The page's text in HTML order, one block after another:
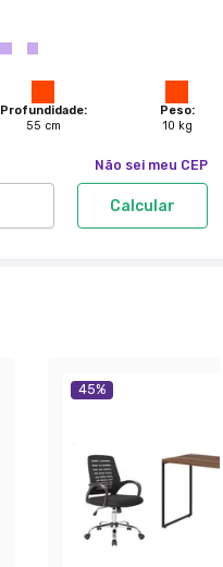
Profundidade:
55 cm
Peso:
10 kg
Não sei meu CEP
Calcular
45%